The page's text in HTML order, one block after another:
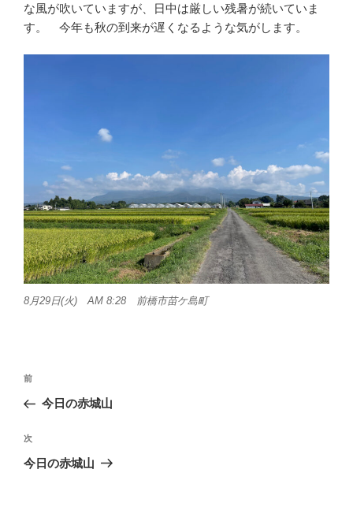
な風が吹いていますが、日中は厳しい残暑が続いていま
す。 今年も秋の到来が遅くなるような気がします。
8月29日(火) AM 8:28 前橋市苗ケ島町
投
ナ
ビ
ゲ
前
の
稿
前
今日の赤城山
次
の
次
今日の赤城山